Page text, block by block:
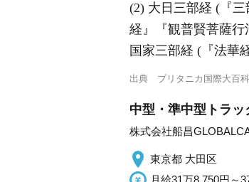
(2) 大日三部経 (『
経』『観普賢菩薩
国家三部経 (『法華
出典 ブリタニカ国際大百
中型・準中型トラ
株式会社船昌
東京都 大田区
月給31万8,750円～